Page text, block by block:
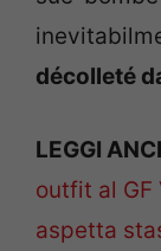
décolleté
LEGGI
outfit al GF
aspetta